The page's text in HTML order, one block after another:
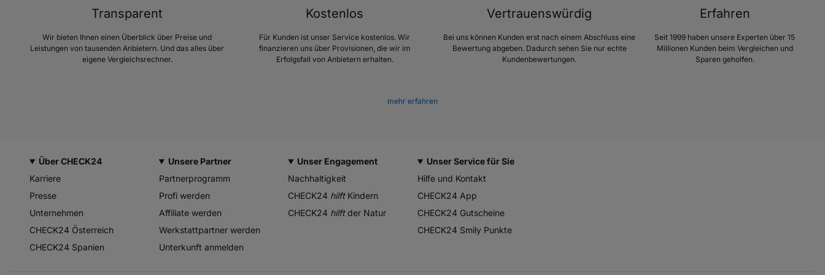
Transparent
Wir bieten Ihnen einen Überblick über Preise und
Leistungen von tausenden Anbietern. Und das alles über
eigene Vergleichsrechner.
Kostenlos
Für Kunden ist unser Service kostenlos. Wir
finanzieren uns über Provisionen, die wir im
Erfolgsfall von Anbietern erhalten.
Vertrauenswürdig
Bei uns können Kunden erst nach einem Abschluss eine
Bewertung abgeben. Dadurch sehen Sie nur echte
Kundenbewertungen.
Erfahren
Seit 1999 haben unsere Experten über 15
Millionen Kunden beim Vergleichen und
Sparen geholfen.
mehr erfahren
Über CHECK24
Karriere
Presse
Unternehmen
CHECK24 Österreich
CHECK24 Spanien
Unsere Partner
Partnerprogramm
Profi werden
Affiliate werden
Werkstattpartner werden
Unterkunft anmelden
Unser Engagement
Nachhaltigkeit
CHECK24 hilftKindern
CHECK24 hilftder Natur
Unser Service für Sie
Hilfe und Kontakt
CHECK24 App
CHECK24 Gutscheine
CHECK24 Smily Punkte